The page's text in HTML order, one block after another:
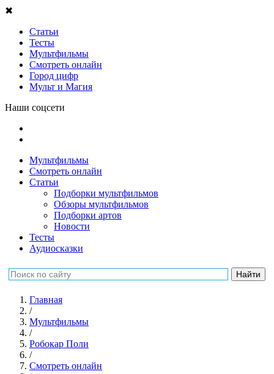
✖
Статьи
Тесты
Мультфильмы
Смотреть онлайн
Город цифр
Мульт и Магия
Наши соцсети
Мультфильмы
Смотреть онлайн
Статьи
Подборки мультфильмов
Обзоры мультфильмов
Подборки артов
Новости
Тесты
Аудиосказки
Главная
/
Мультфильмы
/
Робокар Поли
/
Смотреть онлайн